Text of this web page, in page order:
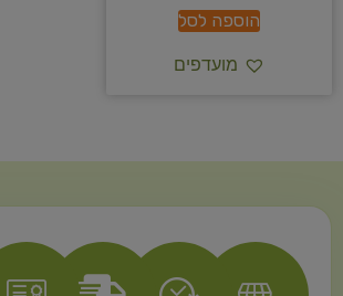
הוספה לסל
מועדפים